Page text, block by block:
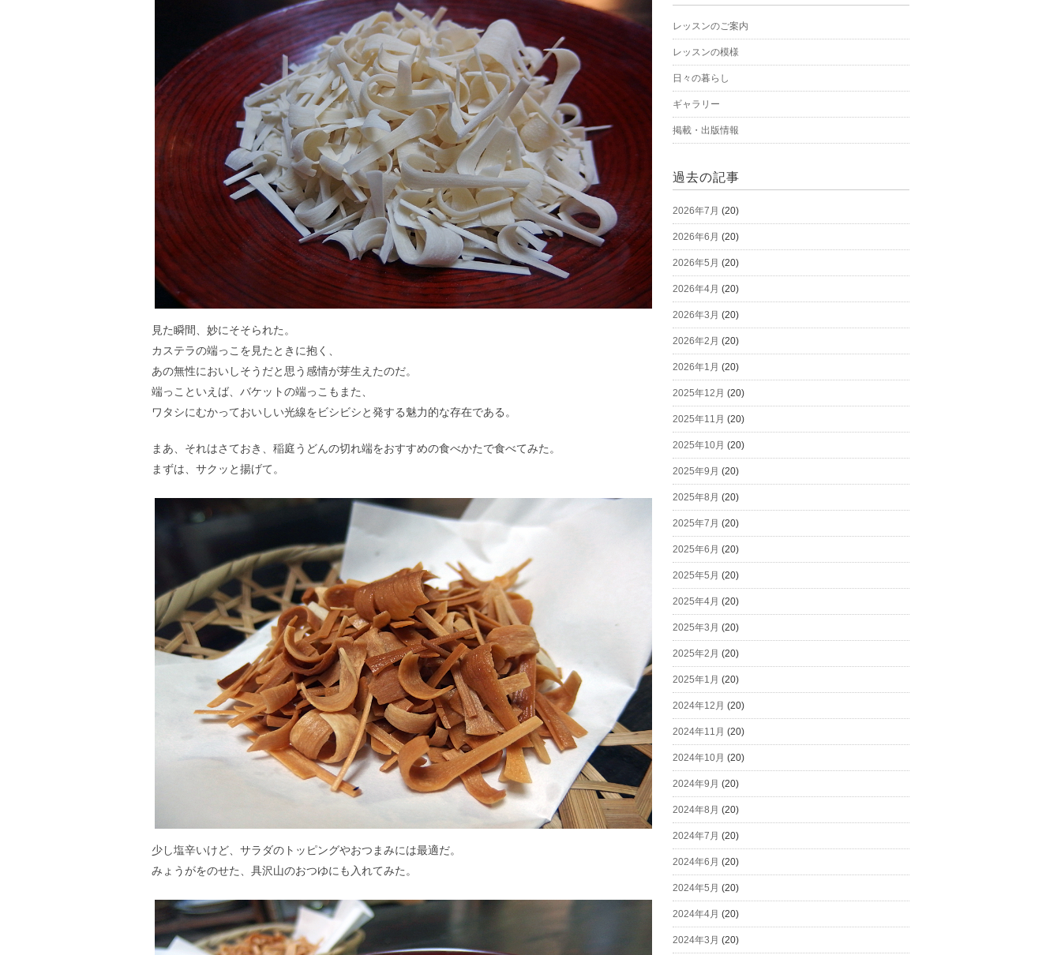
見た瞬間、妙にそそられた。
カステラの端っこを見たときに抱く、
あの無性においしそうだと思う感情が芽生えたのだ。
端っこといえば、バケットの端っこもまた、
ワタシにむかっておいしい光線をビシビシと発する魅力的な存在である。
まあ、それはさておき、稲庭うどんの切れ端をおすすめの食べかたで食べてみた。
まずは、サクッと揚げて。
少し塩辛いけど、サラダのトッピングやおつまみには最適だ。
みょうがをのせた、具沢山のおつゆにも入れてみた。
レッスンのご案内
レッスンの模様
日々の暮らし
ギャラリー
掲載・出版情報
過去の記事
2026年7月 (20)
2026年6月 (20)
2026年5月 (20)
2026年4月 (20)
2026年3月 (20)
2026年2月 (20)
2026年1月 (20)
2025年12月 (20)
2025年11月 (20)
2025年10月 (20)
2025年9月 (20)
2025年8月 (20)
2025年7月 (20)
2025年6月 (20)
2025年5月 (20)
2025年4月 (20)
2025年3月 (20)
2025年2月 (20)
2025年1月 (20)
2024年12月 (20)
2024年11月 (20)
2024年10月 (20)
2024年9月 (20)
2024年8月 (20)
2024年7月 (20)
2024年6月 (20)
2024年5月 (20)
2024年4月 (20)
2024年3月 (20)